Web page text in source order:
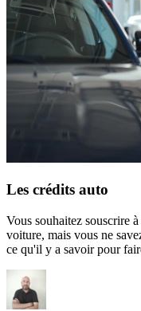
Les crédits auto
Vous souhaitez souscrire
voiture, mais vous ne
ce qu'il y a savoir pour